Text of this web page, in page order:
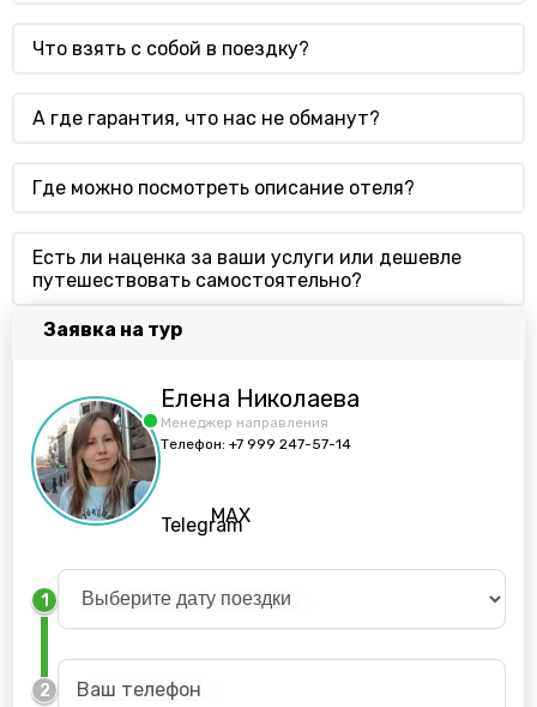
Что взять с собой в поездку?
А где гарантия, что нас не обманут?
Где можно посмотреть описание отеля?
Есть ли наценка за ваши услуги или дешевле
путешествовать самостоятельно?
Заявка на тур
Елена Николаева
Менеджер направления
Телефон:+7 999 247-57-14
Telegram
MAX
1
2